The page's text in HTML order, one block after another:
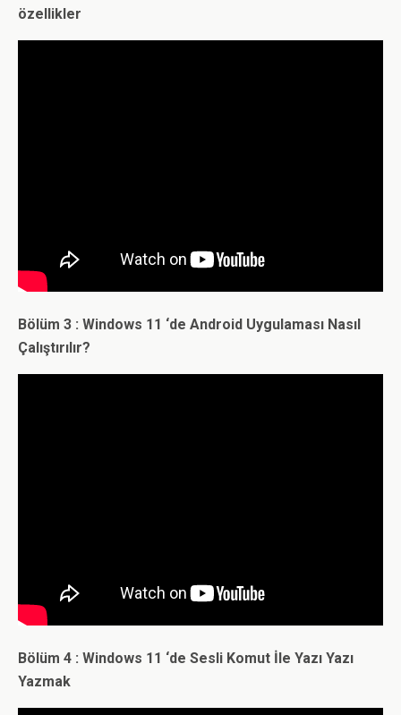
özellikler
Bölüm 3 : Windows 11 ‘de Android Uygulaması Nasıl
Çalıştırılır?
Bölüm 4 : Windows 11 ‘de Sesli Komut İle Yazı Yazı
Yazmak